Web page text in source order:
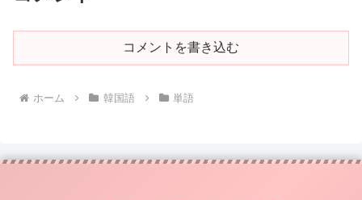
コメントを書き込む
ホーム 韓国語 単語